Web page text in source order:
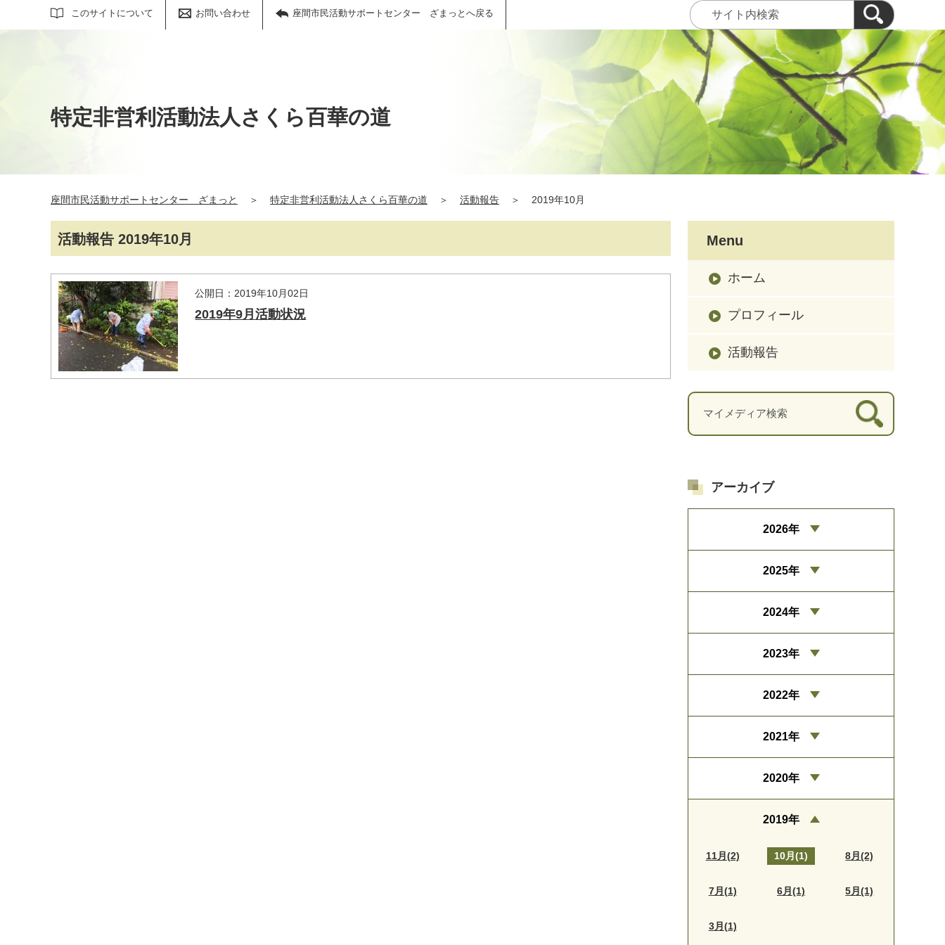
このサイトについて お問い合わせ 座間市民活動サポートセンター ざまっとへ戻る
サイト内検索
特定非営利活動法人さくら百華の道
座間市民活動サポートセンター ざまっと ＞ 特定非営利活動法人さくら百華の道 ＞ 活動報告 ＞ 2019年10月
活動報告 2019年10月
公開日：2019年10月02日
2019年9月活動状況
Menu
ホーム
プロフィール
活動報告
アーカイブ
2026年
2025年
2024年
2023年
2022年
2021年
2020年
2019年
11月(2) 10月(1) 8月(2)
7月(1) 6月(1) 5月(1)
3月(1)